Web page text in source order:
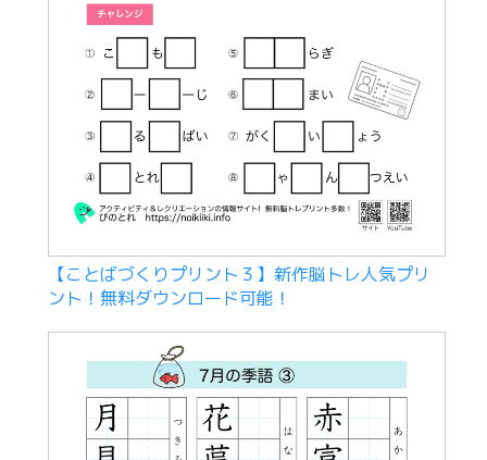
【ことばづくりプリント３】新作脳トレ人気プリ
ント！無料ダウンロード可能！